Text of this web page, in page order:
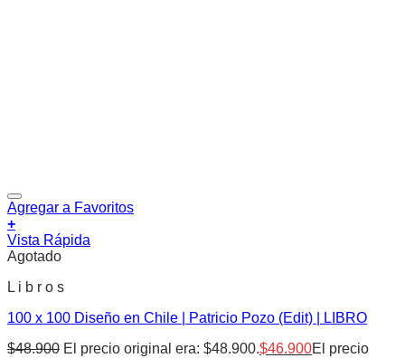
Agregar a Favoritos
+
Vista Rápida
Agotado
L i b r o s
100 x 100 Diseño en Chile | Patricio Pozo (Edit) | LIBRO
$48.900 El precio original era: $48.900.$46.900El precio